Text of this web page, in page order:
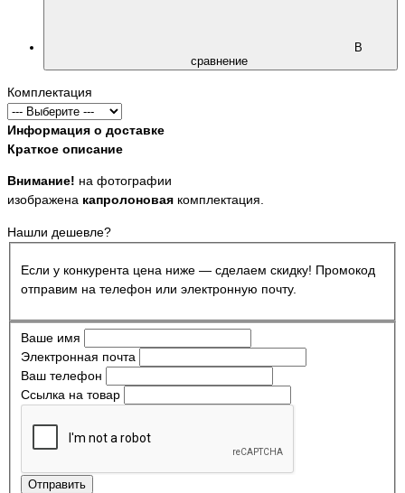
В
сравнение
Комплектация
Информация о доставке
Краткое описание
Внимание! на фотографии
изображена капролоновая комплектация.
Нашли дешевле?
Если у конкурента цена ниже — сделаем скидку! Промокод
отправим на телефон или электронную почту.
Ваше имя
Электронная почта
Ваш телефон
Ссылка на товар
Отправить